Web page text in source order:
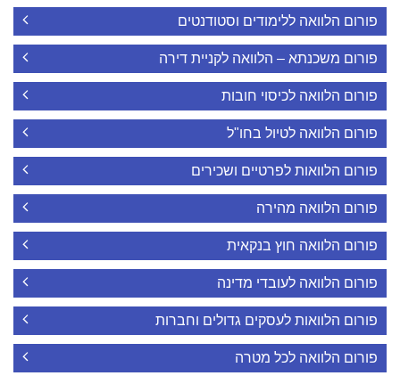
פורום הלוואה ללימודים וסטודנטים
פורום משכנתא – הלוואה לקניית דירה
פורום הלוואה לכיסוי חובות
פורום הלוואה לטיול בחו"ל
פורום הלוואות לפרטיים ושכירים
פורום הלוואה מהירה
פורום הלוואה חוץ בנקאית
פורום הלוואה לעובדי מדינה
פורום הלוואות לעסקים גדולים וחברות
פורום הלוואה לכל מטרה